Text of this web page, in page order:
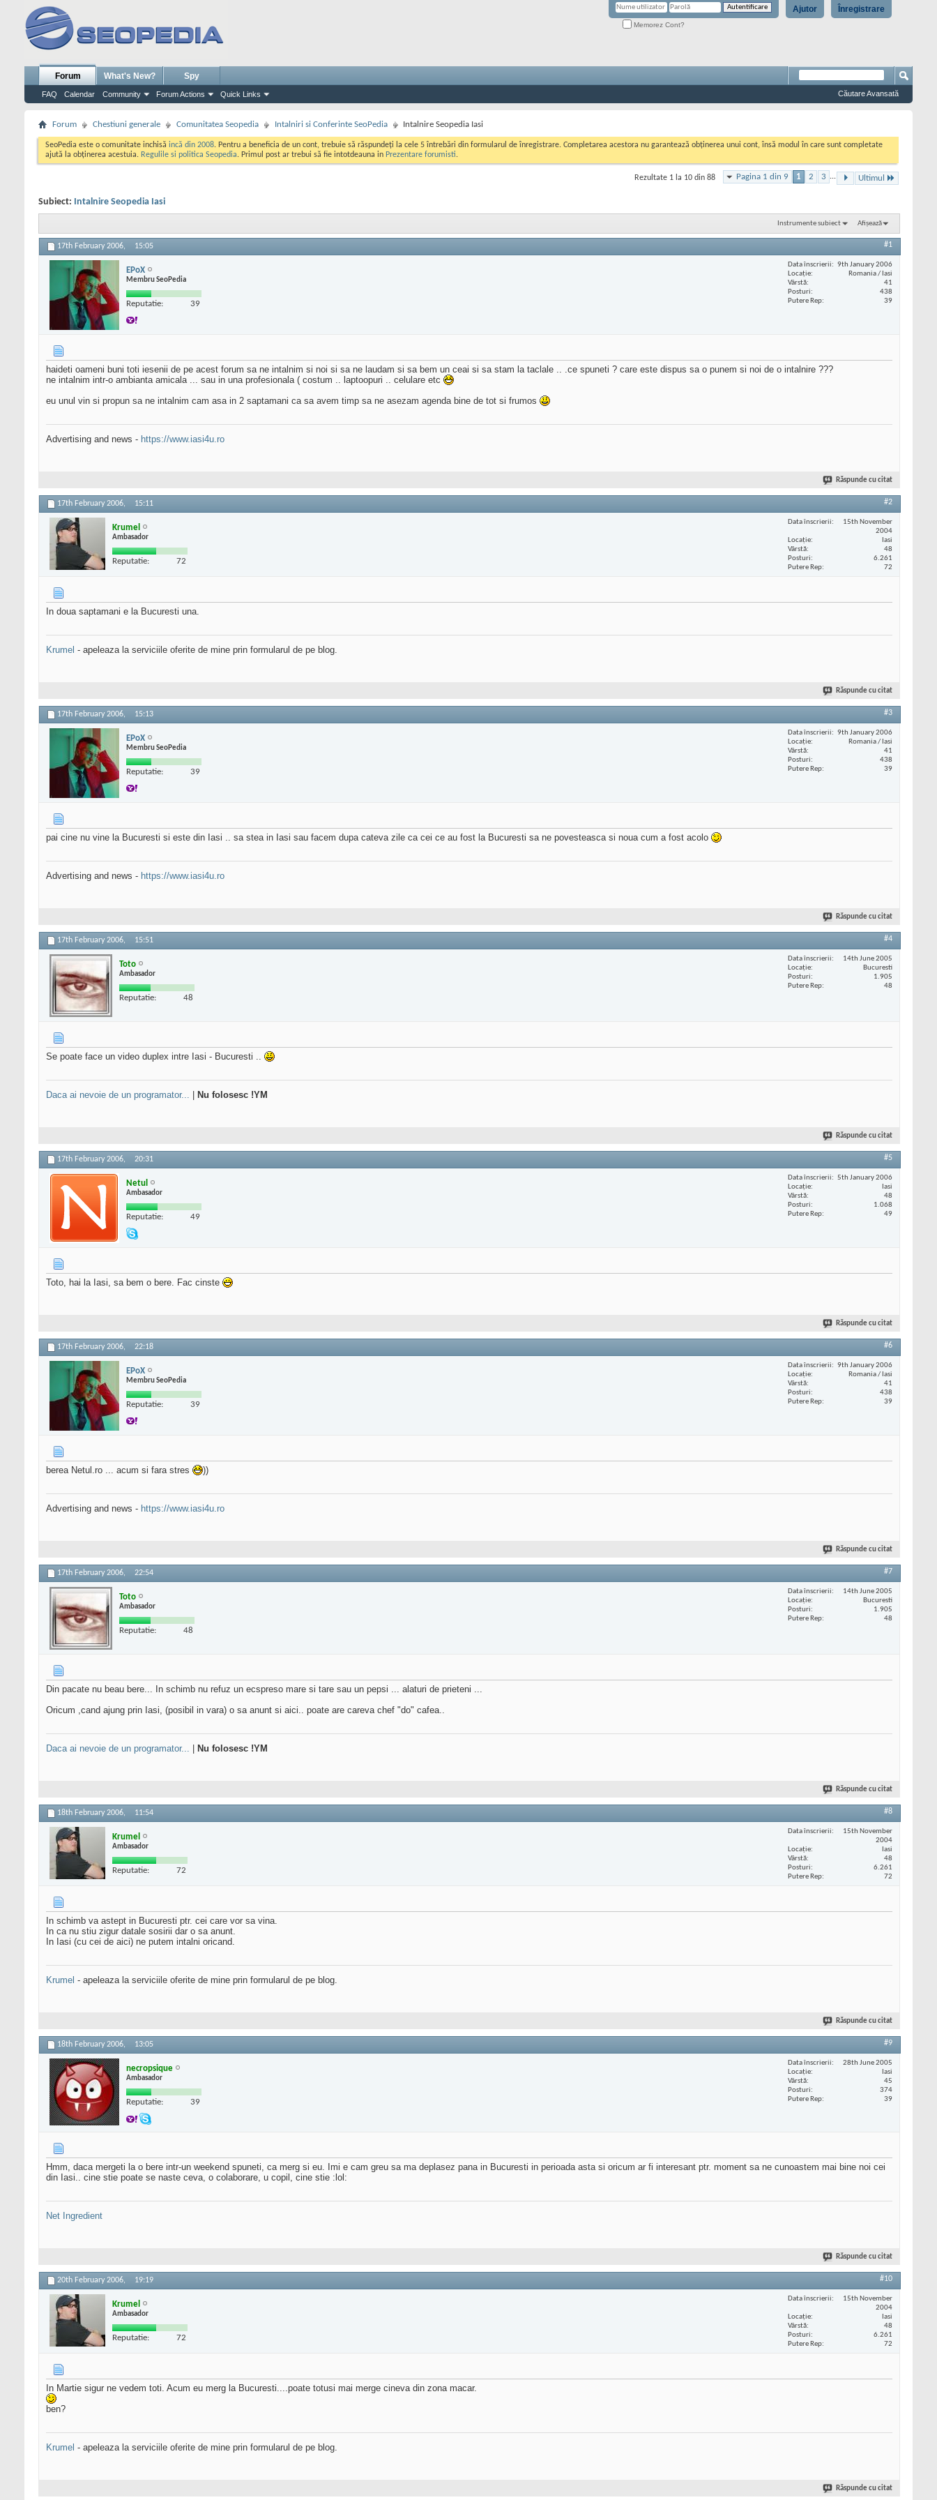
Înregistrare
Ajutor
Memorez Cont?
Forum
FAQ Calendar Community Forum Actions Quick Links
What's New? Spy
Căutare Avansată
Forum Chestiuni generale Comunitatea Seopedia Intalniri si Conferinte SeoPedia Intalnire Seopedia Iasi
SeoPedia este o comunitate inchisă incă din 2008. Pentru a beneficia de un cont, trebuie să răspundeți la cele 5 întrebări din formularul de înregistrare. Completarea acestora nu garantează obținerea unui cont, însă modul în care sunt completate
ajută la obținerea acestuia. Regulile si politica Seopedia. Primul post ar trebui să fie intotdeauna in Prezentare forumisti.
Pagina 1 din 9 1 2 3 ... Ultimul
Rezultate 1 la 10 din 88
Subiect: Intalnire Seopedia Iasi
Instrumente subiect Afișează
17th February 2006, 15:05 #1
EPoX
Membru SeoPedia
Reputatie: 39
Data înscrierii
9th January 2006
Locaţie
Romania / Iasi
Vârstă
41
Posturi
438
Putere Rep
39
haideti oameni buni toti iesenii de pe acest forum sa ne intalnim si noi si sa ne laudam si sa bem un ceai si sa stam la taclale .. .ce spuneti ? care este dispus sa o punem si noi de o intalnire ???
ne intalnim intr-o ambianta amicala ... sau in una profesionala ( costum .. laptoopuri .. celulare etc
eu unul vin si propun sa ne intalnim cam asa in 2 saptamani ca sa avem timp sa ne asezam agenda bine de tot si frumos
Advertising and news - https://www.iasi4u.ro
Răspunde cu citat
17th February 2006, 15:11 #2
Krumel
Ambasador
Reputatie: 72
Data înscrierii
15th November
2004
Locaţie
Iasi
Vârstă
48
Posturi
6.261
Putere Rep
72
In doua saptamani e la Bucuresti una.
Krumel - apeleaza la serviciile oferite de mine prin formularul de pe blog.
Răspunde cu citat
17th February 2006, 15:13 #3
EPoX
Membru SeoPedia
Reputatie: 39
Data înscrierii
9th January 2006
Locaţie
Romania / Iasi
Vârstă
41
Posturi
438
Putere Rep
39
pai cine nu vine la Bucuresti si este din Iasi .. sa stea in Iasi sau facem dupa cateva zile ca cei ce au fost la Bucuresti sa ne povesteasca si noua cum a fost acolo
Advertising and news - https://www.iasi4u.ro
Răspunde cu citat
17th February 2006, 15:51 #4
Toto
Ambasador
Reputatie: 48
Data înscrierii
14th June 2005
Locaţie
Bucuresti
Posturi
1.905
Putere Rep
48
Se poate face un video duplex intre Iasi - Bucuresti ..
Daca ai nevoie de un programator... Nu folosesc !YM
Răspunde cu citat
17th February 2006, 20:31 #5
Netul
Ambasador
Reputatie: 49
Data înscrierii
5th January 2006
Locaţie
Iasi
Vârstă
48
Posturi
1.068
Putere Rep
49
Toto, hai la Iasi, sa bem o bere. Fac cinste
Răspunde cu citat
17th February 2006, 22:18 #6
EPoX
Membru SeoPedia
Reputatie: 39
Data înscrierii
9th January 2006
Locaţie
Romania / Iasi
Vârstă
41
Posturi
438
Putere Rep
39
berea Netul.ro ... acum si fara stres ))
Advertising and news - https://www.iasi4u.ro
Răspunde cu citat
17th February 2006, 22:54 #7
Toto
Ambasador
Reputatie: 48
Data înscrierii
14th June 2005
Locaţie
Bucuresti
Posturi
1.905
Putere Rep
48
Din pacate nu beau bere... In schimb nu refuz un ecspreso mare si tare sau un pepsi ... alaturi de prieteni ...
Oricum ,cand ajung prin Iasi, (posibil in vara) o sa anunt si aici.. poate are careva chef "do" cafea..
Daca ai nevoie de un programator... Nu folosesc !YM
Răspunde cu citat
18th February 2006, 11:54 #8
Krumel
Ambasador
Reputatie: 72
Data înscrierii
15th November
2004
Locaţie
Iasi
Vârstă
48
Posturi
6.261
Putere Rep
72
In schimb va astept in Bucuresti ptr. cei care vor sa vina.
In ca nu stiu zigur datale sosirii dar o sa anunt.
In Iasi (cu cei de aici) ne putem intalni oricand.
Krumel - apeleaza la serviciile oferite de mine prin formularul de pe blog.
Răspunde cu citat
18th February 2006, 13:05 #9
necropsique
Ambasador
Reputatie: 39
Data înscrierii
28th June 2005
Locaţie
Iasi
Vârstă
45
Posturi
374
Putere Rep
39
Hmm, daca mergeti la o bere intr-un weekend spuneti, ca merg si eu. Imi e cam greu sa ma deplasez pana in Bucuresti in perioada asta si oricum ar fi interesant ptr. moment sa ne cunoastem mai bine noi cei
din Iasi.. cine stie poate se naste ceva, o colaborare, u copil, cine stie :lol:
Net Ingredient
Răspunde cu citat
20th February 2006, 19:19 #10
Krumel
Ambasador
Reputatie: 72
Data înscrierii
15th November
2004
Locaţie
Iasi
Vârstă
48
Posturi
6.261
Putere Rep
72
In Martie sigur ne vedem toti. Acum eu merg la Bucuresti....poate totusi mai merge cineva din zona macar.
ben?
Krumel - apeleaza la serviciile oferite de mine prin formularul de pe blog.
Răspunde cu citat